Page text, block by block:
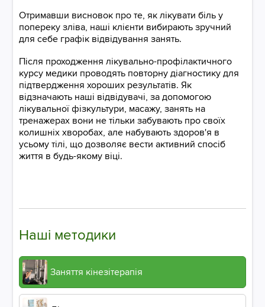
Отримавши висновок про те, як лікувати біль у
попереку зліва, наші клієнти вибирають зручний
для себе графік відвідування занять.
Після проходження лікувально-профілактичного
курсу медики проводять повторну діагностику для
підтвердження хороших результатів. Як
відзначають наші відвідувачі, за допомогою
лікувальної фізкультури, масажу, занять на
тренажерах вони не тільки забувають про своїх
колишніх хворобах, але набувають здоров'я в
усьому тілі, що дозволяє вести активний спосіб
життя в будь-якому віці.
Наші методики
Заняття кінезітерапія